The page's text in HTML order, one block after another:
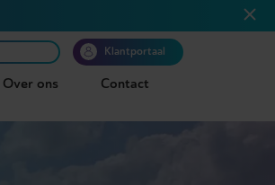
Klantportaal
Over ons Contact